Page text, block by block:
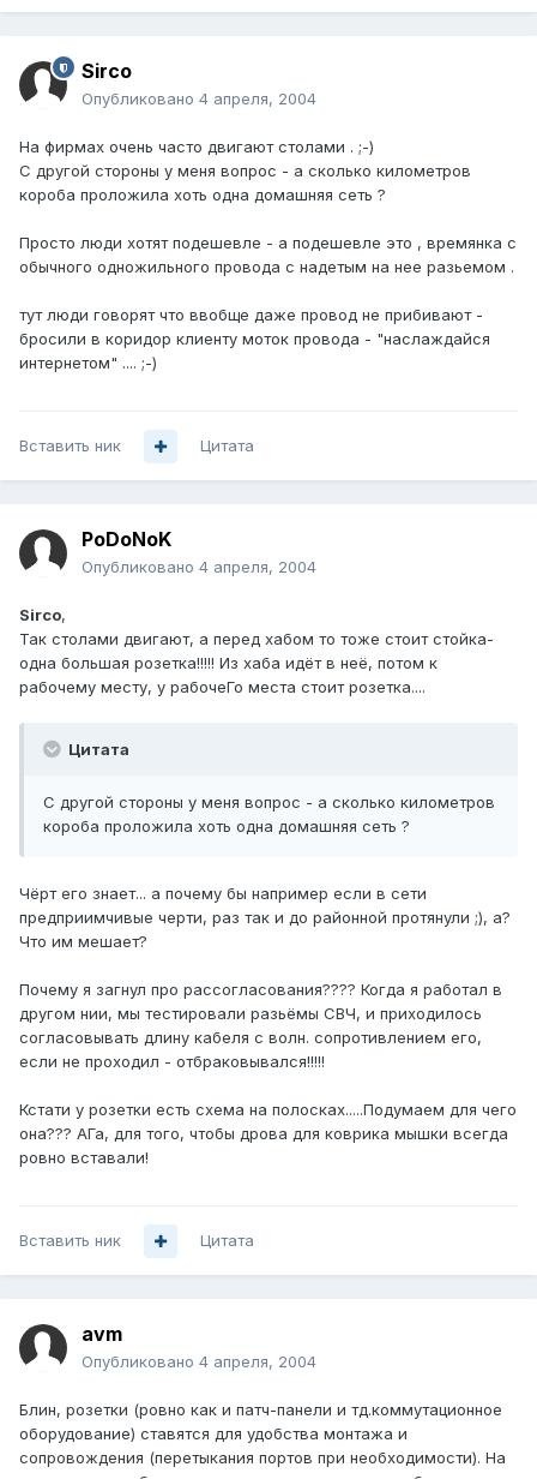
Sirco
Опубликовано 4 апреля, 2004
На фирмах очень часто двигают столами . ;-)
С другой стороны у меня вопрос - а сколько километров
короба проложила хоть одна домашняя сеть ?
Просто люди хотят подешевле - а подешевле это , времянка с
обычного одножильного провода с надетым на нее разьемом .
тут люди говорят что ввобще даже провод не прибивают -
бросили в коридор клиенту моток провода - "наслаждайся
интернетом" .... ;-)
Вставить ник Цитата
PoDoNoK
Опубликовано 4 апреля, 2004
Sirco,
Так столами двигают, а перед хабом то тоже стоит стойка-
одна большая розетка!!!!! Из хаба идёт в неё, потом к
рабочему месту, у рабочеГо места стоит розетка....
Цитата
С другой стороны у меня вопрос - а сколько километров
короба проложила хоть одна домашняя сеть ?
Чёрт его знает... а почему бы например если в сети
предприимчивые черти, раз так и до районной протянули ;), а?
Что им мешает?
Почему я загнул про рассогласования???? Когда я работал в
другом нии, мы тестировали разьёмы СВЧ, и приходилось
согласовывать длину кабеля с волн. сопротивлением его,
если не проходил - отбраковывался!!!!!
Кстати у розетки есть схема на полосках.....Подумаем для чего
она??? АГа, для того, чтобы дрова для коврика мышки всегда
ровно вставали!
Вставить ник Цитата
avm
Опубликовано 4 апреля, 2004
Блин, розетки (ровно как и патч-панели и тд.коммутационное
оборудование) ставятся для удобства монтажа и
сопровождения (перетыкания портов при необходимости). На